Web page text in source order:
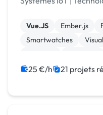
Vue.JS Ember.js
Smartwatches
25 €/h 21 projets